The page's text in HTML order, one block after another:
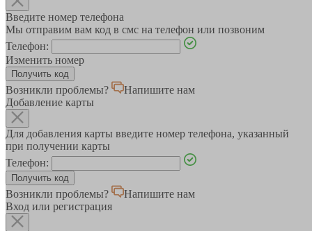
Введите номер телефона
Мы отправим вам код в смс на телефон или позвоним
Телефон:
Изменить номер
Возникли проблемы?
Напишите нам
Добавление карты
Для добавления карты введите номер телефона, указанный
при получении карты
Телефон:
Возникли проблемы?
Напишите нам
Вход или регистрация